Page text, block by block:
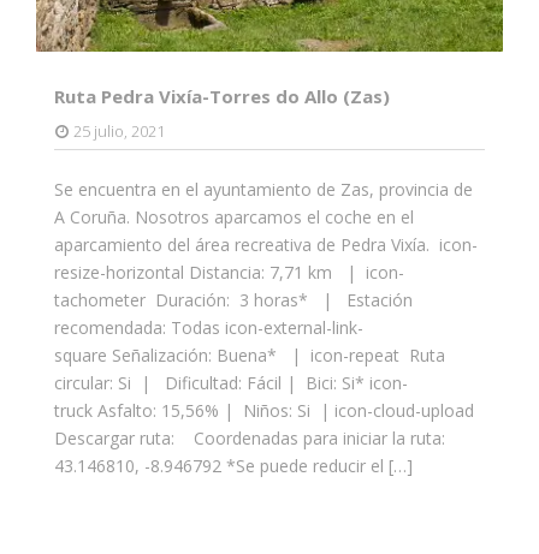
Ruta Pedra Vixía-Torres do Allo (Zas)
25 julio, 2021
Se encuentra en el ayuntamiento de Zas, provincia de
A Coruña. Nosotros aparcamos el coche en el
aparcamiento del área recreativa de Pedra Vixía. icon-
resize-horizontal Distancia: 7,71 km | icon-
tachometer Duración: 3 horas* | Estación
recomendada: Todas icon-external-link-
square Señalización: Buena* | icon-repeat Ruta
circular: Si | Dificultad: Fácil | Bici: Si* icon-
truck Asfalto: 15,56% | Niños: Si | icon-cloud-upload
Descargar ruta: Coordenadas para iniciar la ruta:
43.146810, -8.946792 *Se puede reducir el […]